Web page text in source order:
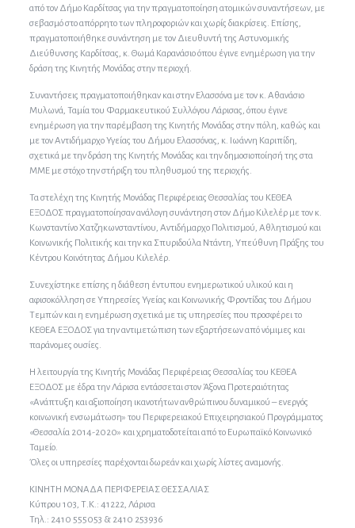
από τον Δήμο Καρδίτσας για την πραγματοποίηση ατομικών συναντήσεων, με
σεβασμό στο απόρρητο των πληροφοριών και χωρίς διακρίσεις. Επίσης,
πραγματοποιήθηκε συνάντηση με τον Διευθυντή της Αστυνομικής
Διεύθυνσης Καρδίτσας, κ. Θωμά Καρανάσιο όπου έγινε ενημέρωση για την
δράση της Κινητής Μονάδας στην περιοχή.
Συναντήσεις πραγματοποιήθηκαν και στην Ελασσόνα με τον κ. Αθανάσιο
Μυλωνά, Ταμία του Φαρμακευτικού Συλλόγου Λάρισας, όπου έγινε
ενημέρωση για την παρέμβαση της Κινητής Μονάδας στην πόλη, καθώς και
με τον Αντιδήμαρχο Υγείας του Δήμου Ελασσόνας, κ. Ιωάννη Καριπίδη,
σχετικά με την δράση της Κινητής Μονάδας και την δημοσιοποίησή της στα
ΜΜΕ με στόχο την στήριξη του πληθυσμού της περιοχής.
Τα στελέχη της Κινητής Μονάδας Περιφέρειας Θεσσαλίας του ΚΕΘΕΑ
ΕΞΟΔΟΣ πραγματοποίησαν ανάλογη συνάντηση στον Δήμο Κιλελέρ με τον κ.
Κωνσταντίνο Χατζηκωνσταντίνου, Αντιδήμαρχο Πολιτισμού, Αθλητισμού και
Κοινωνικής Πολιτικής και την κα Σπυριδούλα Ντάντη, Υπεύθυνη Πράξης του
Κέντρου Κοινότητας Δήμου Κιλελέρ.
Συνεχίστηκε επίσης η διάθεση έντυπου ενημερωτικού υλικού και η
αφισοκόλληση σε Υπηρεσίες Υγείας και Κοινωνικής Φροντίδας του Δήμου
Τεμπών και η ενημέρωση σχετικά με τις υπηρεσίες που προσφέρει το
ΚΕΘΕΑ ΕΞΟΔΟΣ για την αντιμετώπιση των εξαρτήσεων από νόμιμες και
παράνομες ουσίες.
Η λειτουργία της Κινητής Μονάδας Περιφέρειας Θεσσαλίας του ΚΕΘΕΑ
ΕΞΟΔΟΣ με έδρα την Λάρισα εντάσσεται στον Άξονα Προτεραιότητας
«Ανάπτυξη και αξιοποίηση ικανοτήτων ανθρώπινου δυναμικού – ενεργός
κοινωνική ενσωμάτωση» του Περιφερειακού Επιχειρησιακού Προγράμματος
«Θεσσαλία 2014-2020» και χρηματοδοτείται από το Ευρωπαϊκό Κοινωνικό
Ταμείο.
Όλες οι υπηρεσίες παρέχονται δωρεάν και χωρίς λίστες αναμονής.
ΚΙΝΗΤΗ ΜΟΝΑΔΑ ΠΕΡΙΦΕΡΕΙΑΣ ΘΕΣΣΑΛΙΑΣ
Κύπρου 103, Τ.Κ.: 41222, Λάρισα
Τηλ.: 2410 555053 & 2410 253936